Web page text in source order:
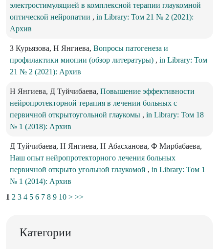
электростимуляцией в комплексной терапии глаукомной
оптической нейропатии , in Library: Том 21 № 2 (2021):
Архив
З Курьязова, Н Янгиева, Вопросы патогенеза и
профилактики миопии (обзор литературы) , in Library: Том
21 № 2 (2021): Архив
Н Янгиева, Д Туйчибаева, Повышение эффективности
нейропротекторной терапия в лечении больных с
первичной открытоугольной глаукомы , in Library: Том 18
№ 1 (2018): Архив
Д Туйчибаева, Н Янгиева, Н Абасханова, Ф Мирбабаева,
Наш опыт нейропротекторного лечения больных
первичной открыто угольной глаукомой , in Library: Том 1
№ 1 (2014): Архив
1 2 3 4 5 6 7 8 9 10 > >>
Категории